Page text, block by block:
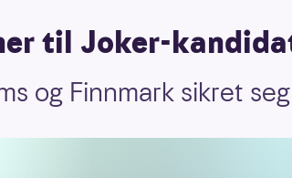
til Joker-
og Finnmark sikret